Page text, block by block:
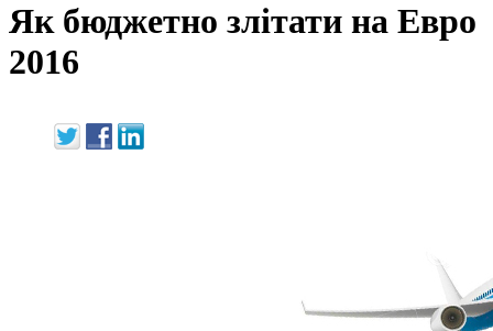
Як бюджетно злітати на Евро
2016